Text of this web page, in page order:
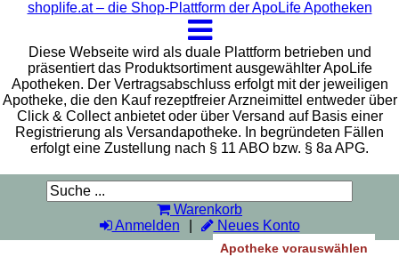
shoplife.at – die Shop-Plattform der ApoLife Apotheken
Diese Webseite wird als duale Plattform betrieben und
präsentiert das Produktsortiment ausgewählter ApoLife
Apotheken. Der Vertragsabschluss erfolgt mit der jeweiligen
Apotheke, die den Kauf rezeptfreier Arzneimittel entweder über
Click & Collect anbietet oder über Versand auf Basis einer
Registrierung als Versandapotheke. In begründeten Fällen
erfolgt eine Zustellung nach § 11 ABO bzw. § 8a APG.
Warenkorb
Anmelden
Neues Konto
Apotheke vorauswählen